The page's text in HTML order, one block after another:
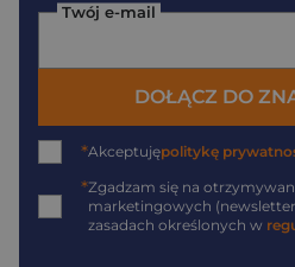
Twój e-mail
DOŁĄCZ DO
*Akceptujępolitykę
*Zgadzam się na
marketingowych
zasadach określonych w